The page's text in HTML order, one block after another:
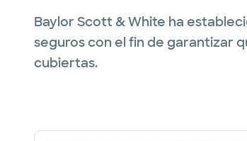
Baylor Scott & White ha
seguros con el fin de garantizar
cubiertas.